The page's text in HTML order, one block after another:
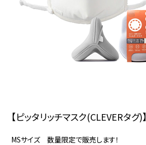
【ピッタリッチマスク(CLEVERタグ)】
MSサイズ 数量限定で販売します！